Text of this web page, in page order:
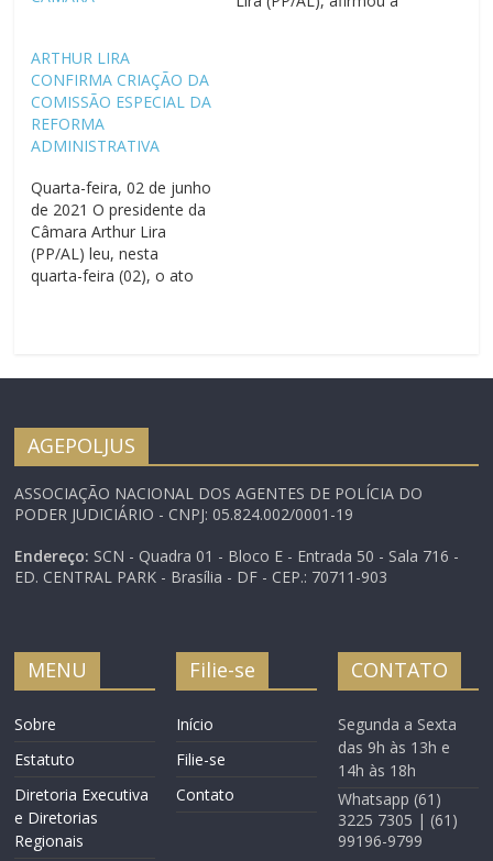
ARTHUR LIRA
CONFIRMA CRIAÇÃO DA
COMISSÃO ESPECIAL DA
REFORMA
ADMINISTRATIVA
Quarta-feira, 02 de junho
de 2021 O presidente da
Câmara Arthur Lira
(PP/AL) leu, nesta
quarta-feira (02), o ato
número de suplentes. A
proposta teve a
aprovada…
AGEPOLJUS
ASSOCIAÇÃO NACIONAL DOS AGENTES DE POLÍCIA DO
PODER JUDICIÁRIO - CNPJ: 05.824.002/0001-19
Endereço: SCN - Quadra 01 - Bloco E - Entrada 50 - Sala 716 -
ED. CENTRAL PARK - Brasília - DF - CEP.: 70711-903
MENU
Sobre
Estatuto
Diretoria Executiva
e Diretorias
Regionais
Filie-se
Início
Filie-se
Contato
CONTATO
Segunda a Sexta
das 9h às 13h e
14h às 18h
Whatsapp (61)
3225 7305 | (61)
99196-9799